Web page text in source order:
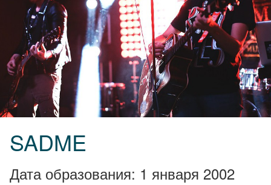
SADME
Дата образования: 1 января 2002